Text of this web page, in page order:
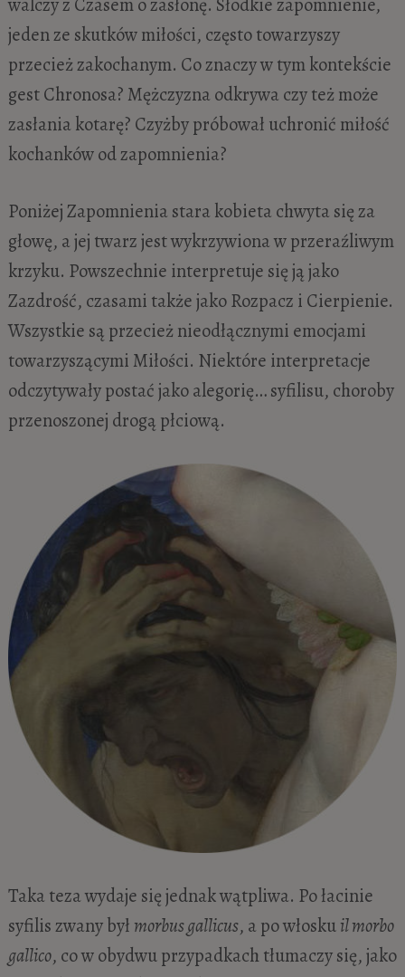
jeden ze skutków miłości, często towarzyszy
przecież zakochanym. Co znaczy w tym kontekście
gest Chronosa? Mężczyzna odkrywa czy też może
zasłania kotarę? Czyżby próbował uchronić miłość
kochanków od zapomnienia?
Poniżej Zapomnienia stara kobieta chwyta się za
głowę, a jej twarz jest wykrzywiona w przeraźliwym
krzyku. Powszechnie interpretuje się ją jako
Zazdrość, czasami także jako Rozpacz i Cierpienie.
Wszystkie są przecież nieodłącznymi emocjami
towarzyszącymi Miłości. Niektóre interpretacje
odczytywały postać jako alegorię… syfilisu, choroby
przenoszonej drogą płciową.
Taka teza wydaje się jednak wątpliwa. Po łacinie
syfilis zwany był morbus gallicus, a po włoskuil morbo
gallico, co w obydwu przypadkach tłumaczy się, jako